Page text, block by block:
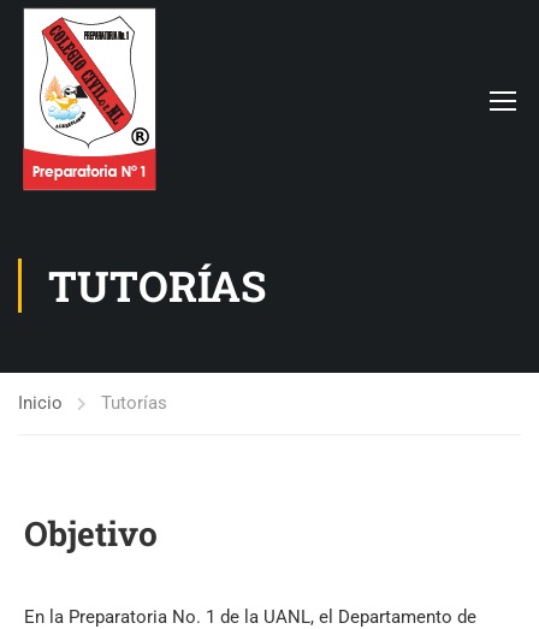
TUTORÍAS
Inicio Tutorías
Objetivo
En la Preparatoria No. 1 de la UANL, el Departamento de